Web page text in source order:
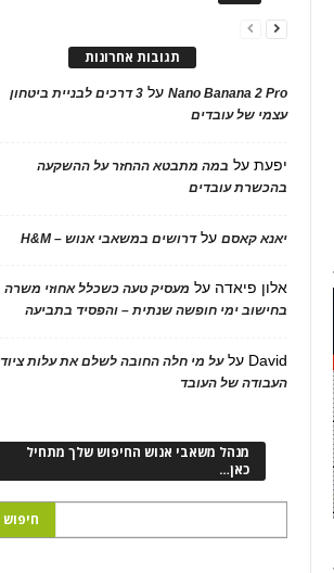
תגובות אחרונות
Nano Banana 2 Proעל 3 דרכים לבניית ביטחון
עצמי של עובדים
יפעתעל במה מתבטא ההחזר על ההשקעה
בהכשרת עובדים
יאנא קאסםעלדרושים במשאבי אנוש – H&M
אלון פיאדה על מעסיק טעה כשכלל אחוזי משרה
בחישוב ימי חופשה שנתית – והפסיד בתביעה
David עלעל מי חלה החובה לשלם את עלות ציוד
העבודה של העובד
מנהל משאבי אנוש החיפוש שלך מתחיל
כאן…